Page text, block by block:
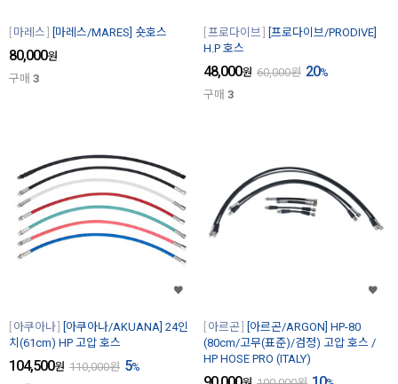
마레스 [마레스/MARES] 숏호스
80,000원
구매 3
프로다이브
[프로다이브/PRODIVE]
H.P 호스
48,000원 60,000원 20%
구매 3
아쿠아나
[아쿠아나/AKUANA] 24인
치(61cm) HP 고압 호스
104,500원 110,000원 5%
아르곤
[아르곤/ARGON] HP-80
(80cm/고무(표준)/검정) 고압 호스 /
HP HOSE PRO (ITALY)